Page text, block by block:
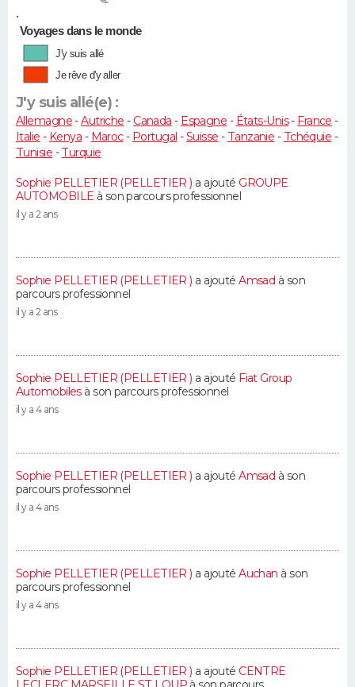
•
Voyages dans le monde
J'y suis allé
Je rêve d'y aller
J'y suis allé(e) :
Allemagne-Autriche - Canada - Espagne - États-Unis- France -
Italie - Kenya - Maroc- Portugal -Suisse - Tanzanie - Tchéquie -
Tunisie -Turquie
Sophie PELLETIER (PELLETIER ) a ajouté GROUPE
AUTOMOBILE à son parcours professionnel
il y a 2 ans
Sophie PELLETIER (PELLETIER ) a ajoutéAmsad à son
parcours professionnel
il y a 2 ans
Sophie PELLETIER (PELLETIER ) a ajouté Fiat Group
Automobilesà son parcours professionnel
il y a 4 ans
Sophie PELLETIER (PELLETIER ) a ajoutéAmsad à son
parcours professionnel
il y a 4 ans
Sophie PELLETIER (PELLETIER ) a ajoutéAuchan à son
parcours professionnel
il y a 4 ans
Sophie PELLETIER (PELLETIER ) a ajouté CENTRE